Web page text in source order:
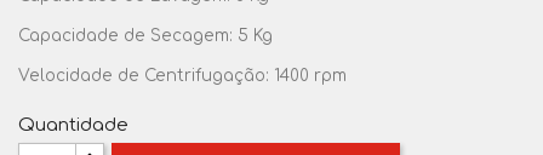
Capacidade de Secagem: 5 Kg
Velocidade de Centrifugação: 1400 rpm
Quantidade